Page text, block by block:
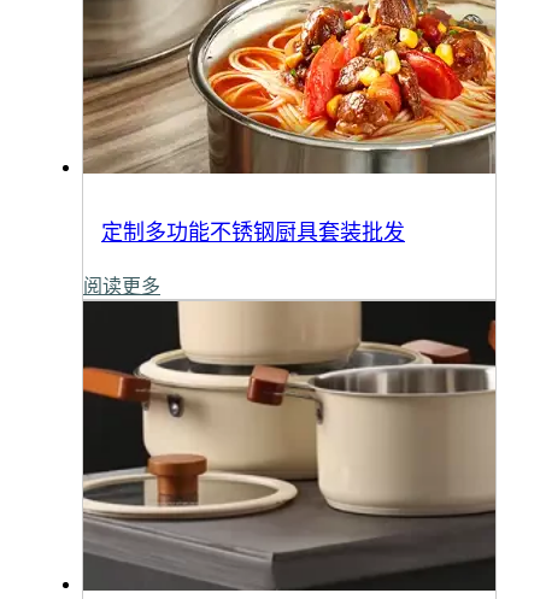
定制多功能不锈钢厨具套装批发
阅读更多